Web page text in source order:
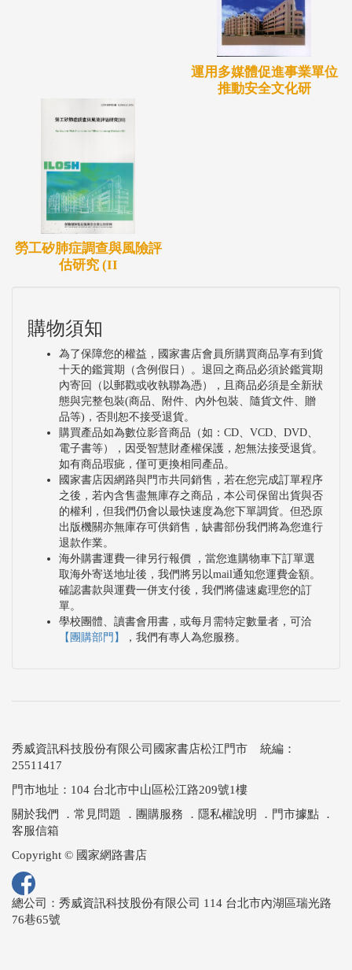
運用多媒體促進事業單位
推動安全文化研
勞工矽肺症調查與風險評
估研究 (II
購物須知
為了保障您的權益，國家書店會員所購買商品享有到貨
十天的鑑賞期（含例假日）。退回之商品必須於鑑賞期
內寄回（以郵戳或收執聯為憑），且商品必須是全新狀
態與完整包裝(商品、附件、內外包裝、隨貨文件、贈
品等)，否則恕不接受退貨。
購買產品如為數位影音商品（如：CD、VCD、DVD、
電子書等），因受智慧財產權保護，恕無法接受退貨。
如有商品瑕疵，僅可更換相同產品。
國家書店因網路與門市共同銷售，若在您完成訂單程序
之後，若內含售盡無庫存之商品，本公司保留出貨與否
的權利，但我們仍會以最快速度為您下單調貨。但恐原
出版機關亦無庫存可供銷售，缺書部份我們將為您進行
退款作業。
海外購書運費一律另行報價 ，當您進購物車下訂單選
取海外寄送地址後，我們將另以mail通知您運費金額。
確認書款與運費一併支付後，我們將儘速處理您的訂
單。
學校團體、讀書會用書，或每月需特定數量者，可洽
【團購部門】
，我們有專人為您服務。
秀威資訊科技股份有限公司國家書店松江門市 統編：
25511417
門市地址：104 台北市中山區松江路209號1樓
關於我們
． 常見問題 ． 團購服務 ． 隱私權說明 ． 門市據點 ．
客服信箱
Copyright © 國家網路書店
總公司：秀威資訊科技股份有限公司 114 台北市內湖區瑞光路
76巷65號